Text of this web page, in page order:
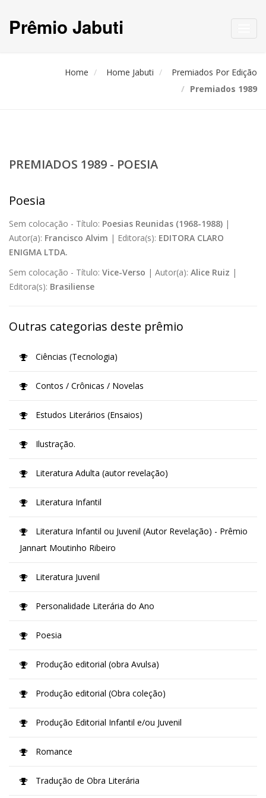
Prêmio Jabuti
Home Home Jabuti
Premiados Por Edição
Premiados 1989
PREMIADOS 1989 - POESIA
Poesia
Sem colocação - Título: Poesias Reunidas (1968-1988) |
Autor(a): Francisco Alvim | Editora(s): EDITORA CLARO
ENIGMA LTDA.
Sem colocação - Título: Vice-Verso | Autor(a): Alice Ruiz |
Editora(s): Brasiliense
Outras categorias deste prêmio
Ciências (Tecnologia)
Contos / Crônicas / Novelas
Estudos Literários (Ensaios)
Ilustração.
Literatura Adulta (autor revelação)
Literatura Infantil
Literatura Infantil ou Juvenil (Autor Revelação) - Prêmio
Jannart Moutinho Ribeiro
Literatura Juvenil
Personalidade Literária do Ano
Poesia
Produção editorial (obra Avulsa)
Produção editorial (Obra coleção)
Produção Editorial Infantil e/ou Juvenil
Romance
Tradução de Obra Literária